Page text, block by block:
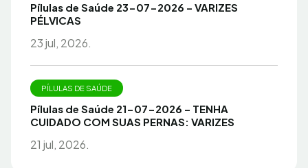
Pílulas de Saúde 23-07-2026 – VARIZES
PÉLVICAS
23 jul, 2026.
PÍLULAS DE SAÚDE
Pílulas de Saúde 21-07-2026 – TENHA
CUIDADO COM SUAS PERNAS: VARIZES
21 jul, 2026.